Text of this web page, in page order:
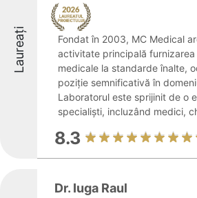
Laureați
Fondat în 2003, MC Medical
activitate principală furnizarea
medicale la standarde înalte,
poziție semnificativă în
Laboratorul este sprijinit de o
specialiști, incluzând medici,
8.3
Dr. Iuga Raul